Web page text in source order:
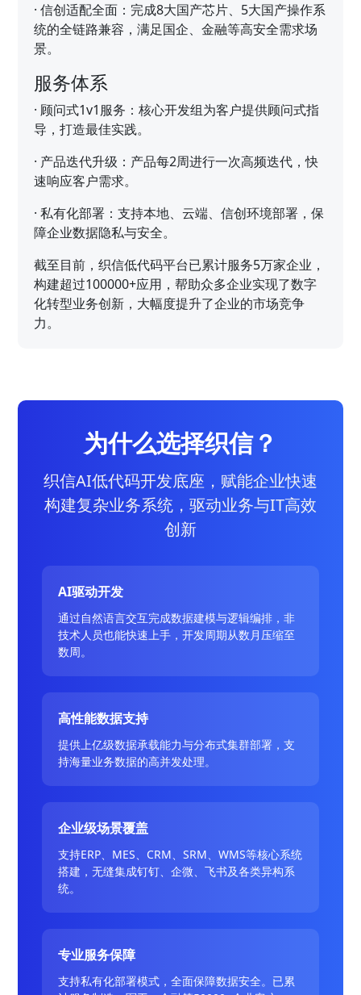
·信创适配全面：完成8大国产芯片、5大国产操作系
统的全链路兼容，满足国企、金融等高安全需求场
景。
服务体系
· 顾问式1v1服务：核心开发组为客户提供顾问式指
导，打造最佳实践。
· 产品迭代升级：产品每2周进行一次高频迭代，快
速响应客户需求。
·私有化部署：支持本地、云端、信创环境部署，保
障企业数据隐私与安全。
截至目前，织信低代码平台已累计服务5万家企业，
构建超过100000+应用，帮助众多企业实现了数字
化转型业务创新，大幅度提升了企业的市场竞争
力。
为什么选择织信？
织信AI低代码开发底座，赋能企业快速
构建复杂业务系统，驱动业务与IT高效
创新
AI驱动开发
通过自然语言交互完成数据建模与逻辑编排，非
技术人员也能快速上手，开发周期从数月压缩至
数周。
高性能数据支持
提供上亿级数据承载能力与分布式集群部署，支
持海量业务数据的高并发处理。
企业级场景覆盖
支持ERP、MES、CRM、SRM、WMS等核心系统
搭建，无缝集成钉钉、企微、飞书及各类异构系
统。
专业服务保障
支持私有化部署模式，全面保障数据安全。已累